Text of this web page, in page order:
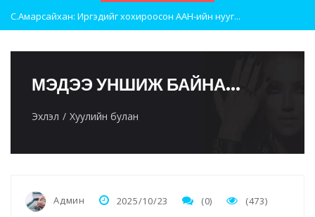
С.Амарсайхан: Иргэдийг хохироосон ААН-ийн нууг...
Улаанбаатарт хоногт 250 м³ лаг боловсруулах ү...
МЭДЭЭ УНШИЖ БАЙНА...
Эхлэл Хуулийн булан
Админ 2025/10/23 (0) (473)